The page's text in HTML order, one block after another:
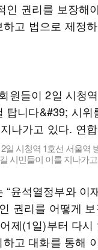
권리를 보장해
고 법으로 제정
시청역 1호선 서울역
시민들이 이를 지나가
윤석열정부와 이
권리를 어떻게
제(1일)부터 다
고 대화를 통해